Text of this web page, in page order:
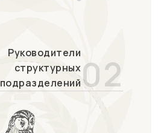
Руководители
структурных
подразделений02